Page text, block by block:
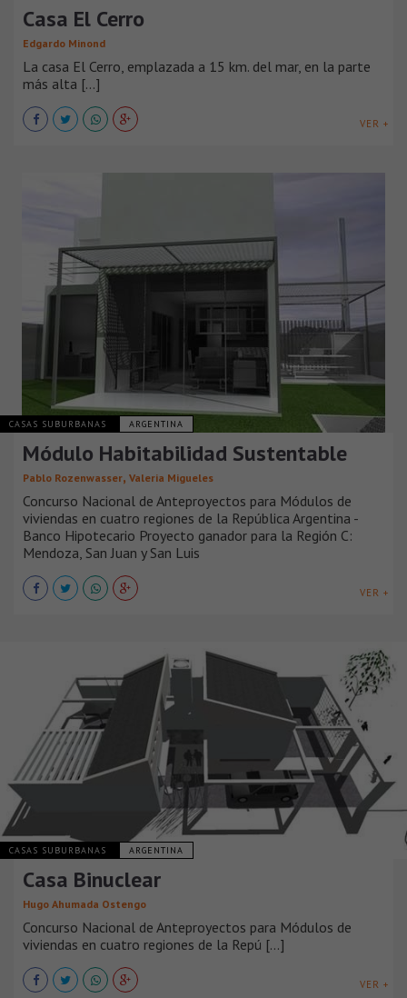
Casa El Cerro
Edgardo Minond
La casa El Cerro, emplazada a 15 km. del mar, en la parte
más alta [...]
VER +
CASAS SUBURBANAS ARGENTINA
Módulo Habitabilidad Sustentable
Pablo Rozenwasser, Valeria Migueles
Concurso Nacional de Anteproyectos para Módulos de
viviendas en cuatro regiones de la República Argentina -
Banco Hipotecario Proyecto ganador para la Región C:
Mendoza, San Juan y San Luis
VER +
CASAS SUBURBANAS ARGENTINA
Casa Binuclear
Hugo Ahumada Ostengo
Concurso Nacional de Anteproyectos para Módulos de
viviendas en cuatro regiones de la Repú [...]
VER +